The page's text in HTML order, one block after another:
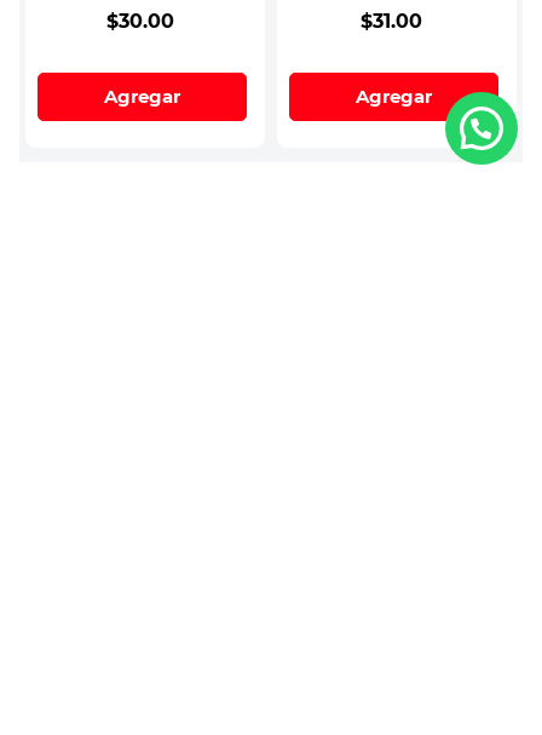
$30.00
Agregar
$31.00
Agregar